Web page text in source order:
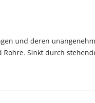
und deren
Sinkt durch